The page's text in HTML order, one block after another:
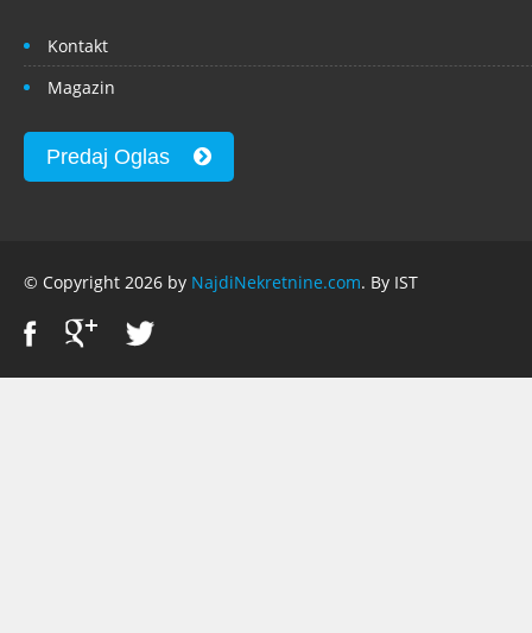
Kontakt
Magazin
Predaj Oglas
© Copyright 2026 by NajdiNekretnine.com. By IST